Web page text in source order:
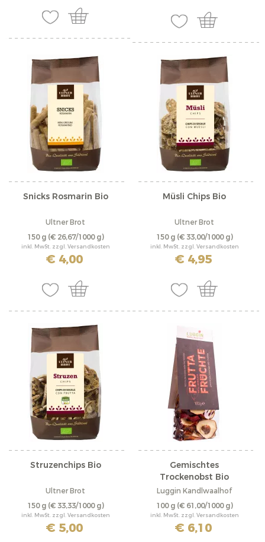
Snicks Rosmarin Bio
Ultner Brot
150 g (€ 26,67/1000 g)
inkl. MwSt. zzgl. Versandkosten
€ 4,00
Müsli Chips Bio
Ultner Brot
150 g (€ 33,00/1000 g)
inkl. MwSt. zzgl. Versandkosten
€ 4,95
Struzenchips Bio
Ultner Brot
150 g (€ 33,33/1000 g)
inkl. MwSt. zzgl. Versandkosten
€ 5,00
Gemischtes
Trockenobst Bio
Luggin Kandlwaalhof
100 g (€ 61,00/1000 g)
inkl. MwSt. zzgl. Versandkosten
€ 6,10